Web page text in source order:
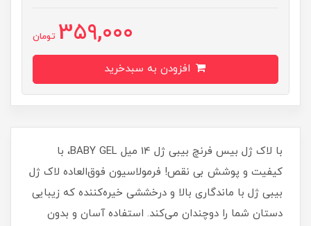
359,000 تومان
با لاک ژل بیس فرنچ بیبی ژل 14 میل BABY GEL، با
کیفیت و پوشش بی نقص! فرمولاسیون فوق‌العاده لاک ژل
بیبی ژل با ماندگاری بالا و درخششی خیره‌کننده که زیبایی
دستان شما را دوچندان می‌کند. استفاده آسان و بدون